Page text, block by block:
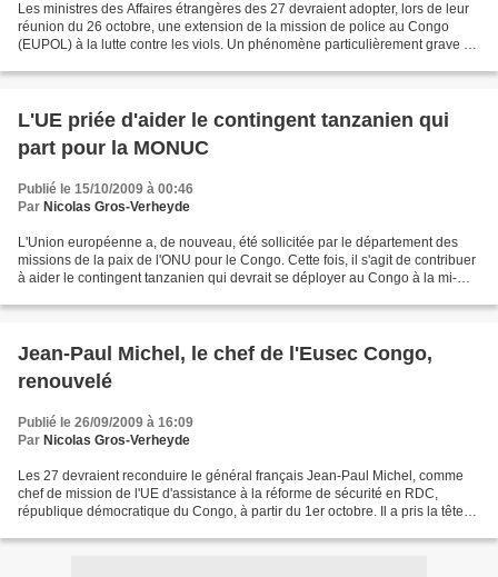
Les ministres des Affaires étrangères des 27 devraient adopter, lors de leur
réunion du 26 octobre, une extension de la mission de police au Congo
(EUPOL) à la lutte contre les viols. Un phénomène particulièrement grave et
L'UE priée d'aider le contingent tanzanien qui
part pour la MONUC
Publié le 15/10/2009 à 00:46
Par Nicolas Gros-Verheyde
L'Union européenne a, de nouveau, été sollicitée par le département des
missions de la paix de l'ONU pour le Congo. Cette fois, il s'agit de contribuer
à aider le contingent tanzanien qui devrait se déployer au Congo à la mi-
Jean-Paul Michel, le chef de l'Eusec Congo,
renouvelé
Publié le 26/09/2009 à 16:09
Par Nicolas Gros-Verheyde
Les 27 devraient reconduire le général français Jean-Paul Michel, comme
chef de mission de l'UE d'assistance à la réforme de sécurité en RDC,
république démocratique du Congo, à partir du 1er octobre. Il a pris la tête